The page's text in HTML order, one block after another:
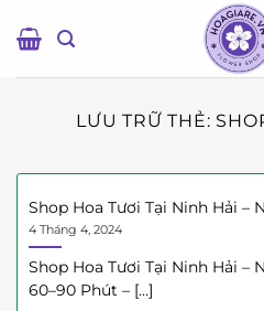
qua
LƯU TRỮ THẺ:
Shop Hoa Tươi Tại Ninh Hải –
4 Tháng 4, 2024
Shop Hoa Tươi Tại Ninh Hải –
60–90 Phút – [...]